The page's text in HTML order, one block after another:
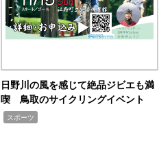
日野川の風を感じて絶品ジビエも満
喫 鳥取のサイクリングイベント
スポーツ